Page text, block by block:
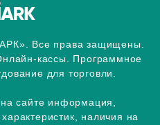
Все права защищены.
кассы. Программное
для торговли.
сайте информация,
наличия на